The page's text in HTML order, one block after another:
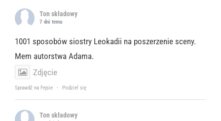
Ton składowy
7 dni temu
1001 sposobów siostry Leokadii na poszerzenie sceny.
Mem autorstwa Adama.
Zdjęcie
Sprawdź na Fejsie · Podziel się
Ton składowy